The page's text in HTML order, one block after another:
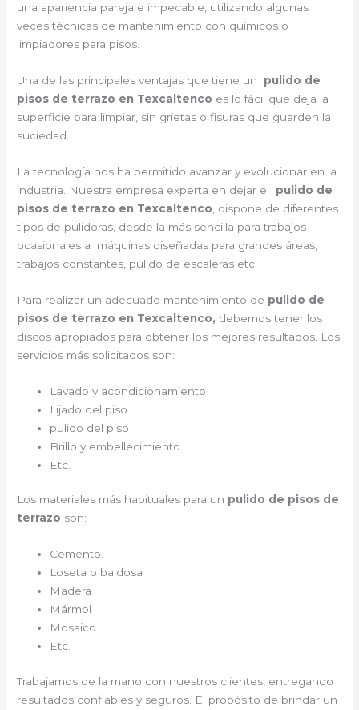
una apariencia pareja e impecable, utilizando algunas
veces técnicas de mantenimiento con químicos o
limpiadores para pisos.
Una de las principales ventajas que tiene un pulido de
pisos de terrazo en Texcaltenco es lo fácil que deja la
superficie para limpiar, sin grietas o fisuras que guarden la
suciedad.
La tecnología nos ha permitido avanzar y evolucionar en la
industria. Nuestra empresa experta en dejar el pulido de
pisos de terrazo en Texcaltenco , dispone de diferentes
tipos de pulidoras, desde la más sencilla para trabajos
ocasionales a máquinas diseñadas para grandes áreas,
trabajos constantes, pulido de escaleras etc.
Para realizar un adecuado mantenimiento de pulido de
pisos de terrazo en Texcaltenco, debemos tener los
discos apropiados para obtener los mejores resultados. Los
servicios más solicitados son:
Lavado y acondicionamiento
Lijado del piso
pulido del piso
Brillo y embellecimiento
Etc.
Los materiales más habituales para un pulido de pisos de
terrazo son:
Cemento.
Loseta o baldosa
Madera
Mármol
Mosaico
Etc.
Trabajamos de la mano con nuestros clientes, entregando
resultados confiables y seguros. El propósito de brindar un